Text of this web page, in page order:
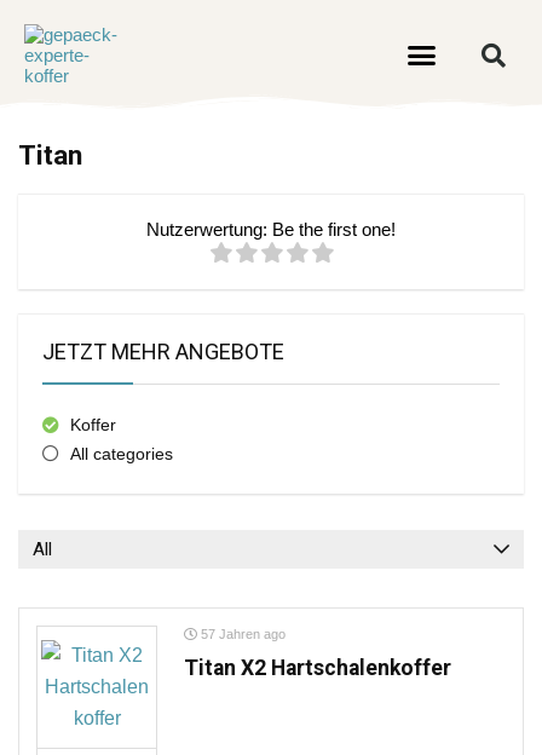
Titan
Nutzerwertung: Be the first one!
JETZT MEHR ANGEBOTE
Koffer
All categories
All
57 Jahren ago
Titan X2 Hartschalenkoffer